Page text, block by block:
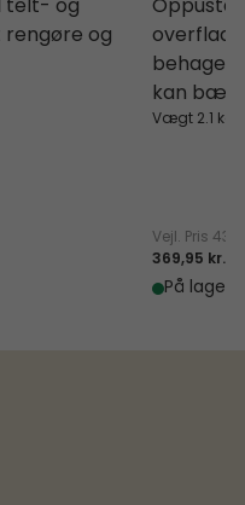
telt- og
og
kan bære
Vægt 2.1 kg
Vejl. Pris
369,95 kr.
På lager